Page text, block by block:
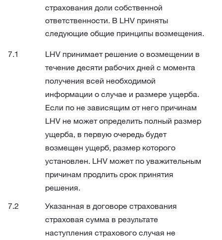
страхования доли собственной
ответственности. В LHV приняты
следующие общие принципы возмещения.
LHV принимает решение о возмещении в
течение десяти рабочих дней с момента
получения всей необходимой
информации о случае и размере ущерба.
Если по не зависящим от него причинам
LHV не может определить полный размер
ущерба, в первую очередь будет
возмещен ущерб, размер которого
установлен. LHV может по уважительным
причинам продлить срок принятия
решения.
Указанная в договоре страхования
страховая сумма в результате
наступления страхового случая не